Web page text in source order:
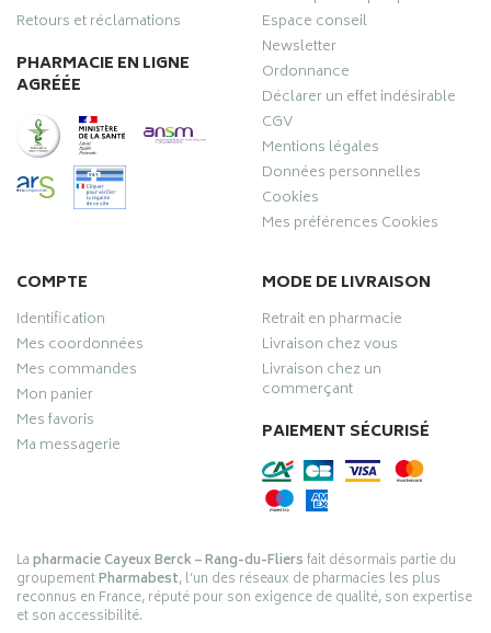
Retours et réclamations
PHARMACIE EN LIGNE
AGRÉÉE
Espace conseil
Newsletter
Ordonnance
Déclarer un effet indésirable
CGV
Mentions légales
Données personnelles
Cookies
Mes préférences Cookies
COMPTE
Identification
Mes coordonnées
Mes commandes
Mon panier
Mes favoris
Ma messagerie
MODE DE LIVRAISON
Retrait en pharmacie
Livraison chez vous
Livraison chez un
commerçant
PAIEMENT SÉCURISÉ
Lapharmacie Cayeux Berck – Rang-du-Fliersfait désormais partie du
groupementPharmabest, l’un des réseaux de pharmacies les plus
reconnus en France, réputé pour son exigence de qualité, son expertise
et son accessibilité.